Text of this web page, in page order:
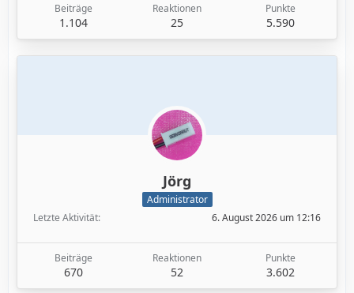
Beiträge
1.104
Reaktionen
25
Punkte
5.590
Jörg
Administrator
Letzte Aktivität
6. August 2026 um 12:16
Beiträge
670
Reaktionen
52
Punkte
3.602